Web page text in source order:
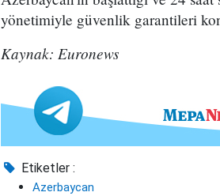
yönetimiyle güvenlik garantileri
Kaynak: Euronews
Etiketler :
Azerbaycan